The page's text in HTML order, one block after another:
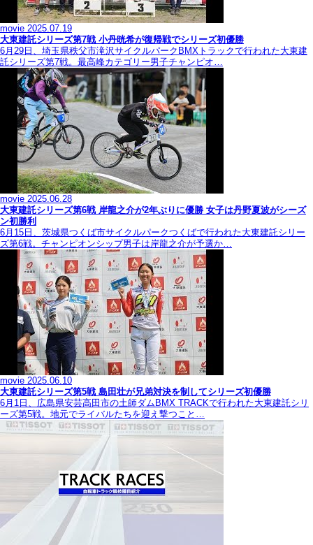
movie 2025.07.19
大東建託シリーズ第7戦 ⼩丹晄希が復帰戦でシリーズ初優勝
6月29日、埼玉県秩父市滝沢サイクルパークBMXトラックで行われた大東建
託シリーズ第7戦。最高峰カテゴリー男子チャンピオ…
movie 2025.06.28
大東建託シリーズ第6戦 岸龍之介が2年ぶりに優勝 女子は丹野夏波がシーズ
ン初勝利
6月15日、茨城県つくば市サイクルパークつくばで行われた大東建託シリー
ズ第6戦。チャンピオンシップ男子は岸龍之介が予選か…
movie 2025.06.10
大東建託シリーズ第5戦 島田壮が兄弟対決を制してシリーズ初優勝
6月1日、広島県安芸高田市の土師ダムBMX TRACKで行われた大東建託シリ
ーズ第5戦。地元でライバルたちを迎え撃つこと…